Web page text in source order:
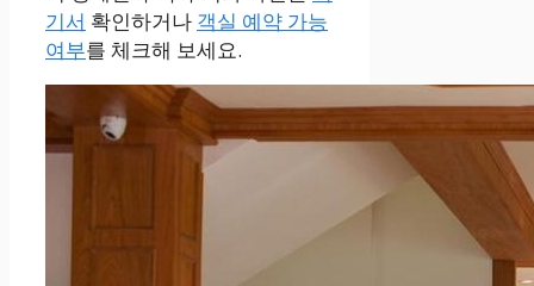
기서 확인하거나 객실 예약 가능
여부를 체크해 보세요.